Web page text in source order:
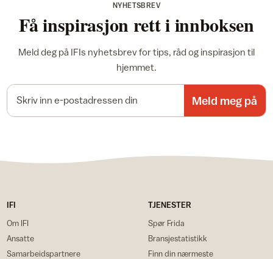
NYHETSBREV
Få inspirasjon rett i innboksen
Meld deg på IFIs nyhetsbrev for tips, råd og inspirasjon til
hjemmet.
Meld meg på
IFI
Om IFI
Ansatte
Samarbeidspartnere
TJENESTER
Spør Frida
Bransjestatistikk
Finn din nærmeste